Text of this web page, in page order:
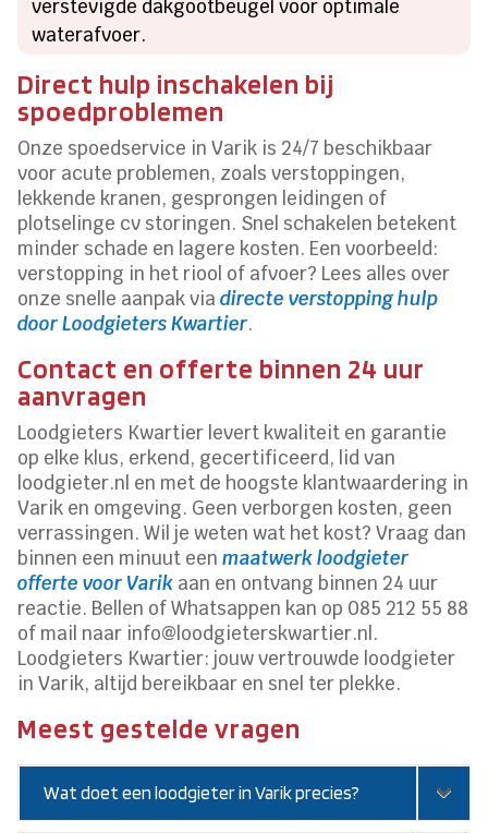
verstevigde dakgootbeugel voor optimale
waterafvoer.
Direct hulp inschakelen bij
spoedproblemen
Onze spoedservice in Varik is 24/7 beschikbaar
voor acute problemen, zoals verstoppingen,
lekkende kranen, gesprongen leidingen of
plotselinge cv storingen. Snel schakelen betekent
minder schade en lagere kosten. Een voorbeeld:
verstopping in het riool of afvoer? Lees alles over
onze snelle aanpak viadirecte verstopping hulp
door Loodgieters Kwartier.
Contact en offerte binnen 24 uur
aanvragen
Loodgieters Kwartier levert kwaliteit en garantie
op elke klus, erkend, gecertificeerd, lid van
loodgieter.nl en met de hoogste klantwaardering in
Varik en omgeving. Geen verborgen kosten, geen
verrassingen. Wil je weten wat het kost? Vraag dan
binnen een minuut eenmaatwerk loodgieter
offerte voor Varik aan en ontvang binnen 24 uur
reactie. Bellen of Whatsappen kan op 085 212 55 88
of mail naar info@loodgieterskwartier.nl.
Loodgieters Kwartier: jouw vertrouwde loodgieter
in Varik, altijd bereikbaar en snel ter plekke.
Meest gestelde vragen
Wat doet een loodgieter in Varik precies?